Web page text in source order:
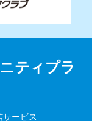
ティプラ
サービス